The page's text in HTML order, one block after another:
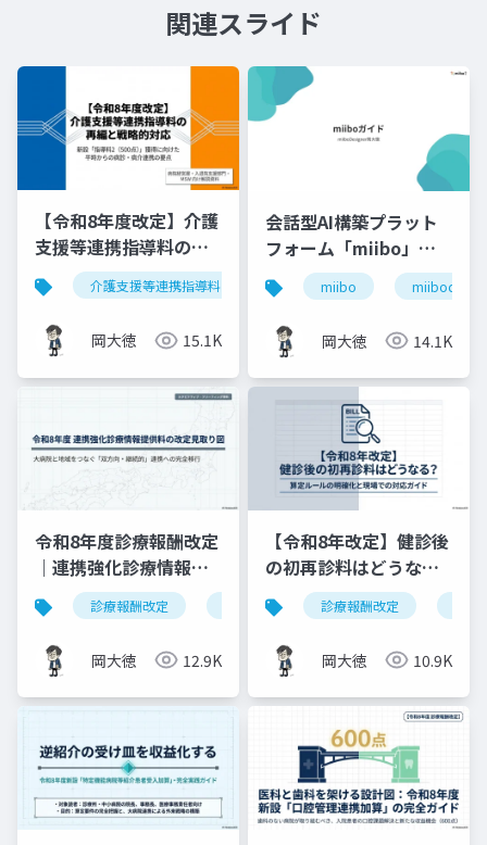
関連スライド
【令和8年度改定】介護
支援等連携指導料の再
編と戦略的対応｜指導
料2（500点）の要件整
理
介護支援等連携指導料 令和8年度診療報酬改定
岡大徳 15.1K
会話型AI構築プラット
フォーム「miibo」ガ
イド
miibo
岡大徳 14.1K
令和8年度診療報酬改定
｜連携強化診療情報提
供料の見直しを図解で
解説
診療報酬改定 連携強化診療情報提供料 令和8年度
岡大徳 12.9K
【令和8年改定】健診後
の初再診料はどうな
る？算定ルールの明確
化と現場での対応ガイ
ド
診療報酬改定
岡大徳 10.9K